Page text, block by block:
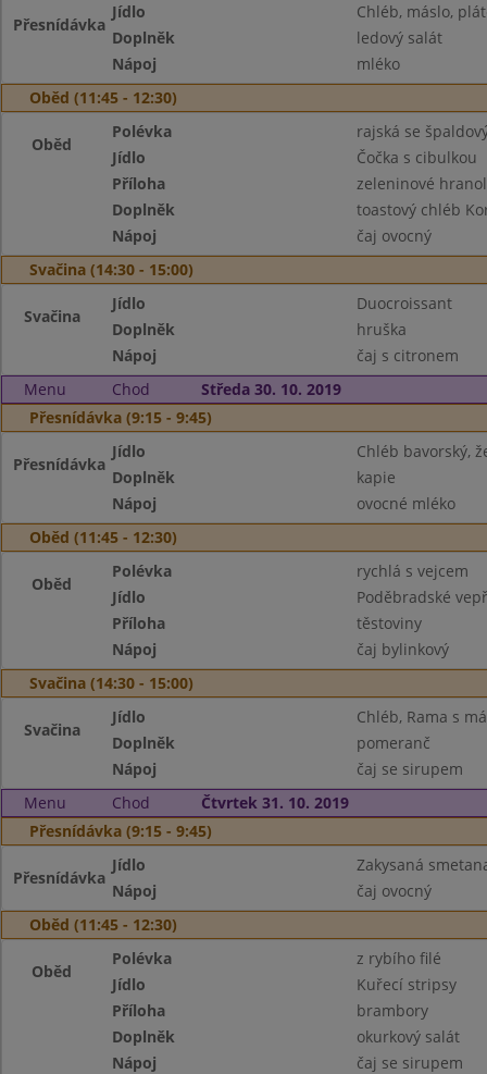
Přesnídávka
Jídlo
Chléb, máslo,
Doplněk
ledový salát
Nápoj
mléko
Oběd (11:45 - 12:30)
Oběd
Polévka
rajská se
Jídlo
Čočka s cibulkou
Příloha
zeleninové
Doplněk
toastový chléb
Nápoj
čaj ovocný
Svačina (14:30 - 15:00)
Svačina
Jídlo
Duocroissant
Doplněk
hruška
Nápoj
čaj s citronem
Menu
Chod
Středa 30. 10. 2019
Přesnídávka (9:15 - 9:45)
Přesnídávka
Jídlo
Chléb bavorský,
Doplněk
kapie
Nápoj
ovocné mléko
Oběd (11:45 - 12:30)
Oběd
Polévka
rychlá s vejcem
Jídlo
Poděbradské
Příloha
těstoviny
Nápoj
čaj bylinkový
Svačina (14:30 - 15:00)
Svačina
Jídlo
Chléb, Rama s
Doplněk
pomeranč
Nápoj
čaj se sirupem
Menu
Chod
Čtvrtek 31. 10. 2019
Přesnídávka (9:15 - 9:45)
Přesnídávka
Jídlo
Zakysaná
Nápoj
čaj ovocný
Oběd (11:45 - 12:30)
Oběd
Polévka
z rybího filé
Jídlo
Kuřecí stripsy
Příloha
brambory
Doplněk
okurkový salát
Nápoj
čaj se sirupem